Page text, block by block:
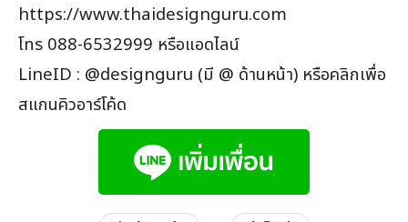
https://www.thaidesignguru.com
โทร 088-6532999 หรือแอดไลน์
LineID : @designguru (มี @ ด้านหน้า) หรือคลิกเพื่อ
สแกนคิวอาร์โค้ด